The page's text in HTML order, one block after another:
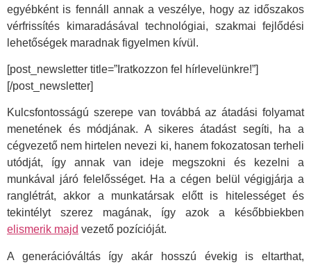
egyébként is fennáll annak a veszélye, hogy az időszakos
vérfrissítés kimaradásával technológiai, szakmai fejlődési
lehetőségek maradnak figyelmen kívül.
[post_newsletter title=”Iratkozzon fel hírlevelünkre!”]
[/post_newsletter]
Kulcsfontosságú szerepe van továbbá az átadási folyamat
menetének és módjának. A sikeres átadást segíti, ha a
cégvezető nem hirtelen nevezi ki, hanem fokozatosan terheli
utódját, így annak van ideje megszokni és kezelni a
munkával járó felelősséget. Ha a cégen belül végigjárja a
ranglétrát, akkor a munkatársak előtt is hitelességet és
tekintélyt szerez magának, így azok a későbbiekben
elismerik majd vezető pozícióját.
A generációváltás így akár hosszú évekig is eltarthat,